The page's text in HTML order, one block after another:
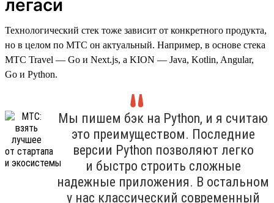
легаси
Технологический стек тоже зависит от конкретного продукта,
но в целом по МТС он актуальный. Например, в основе стека
МТС Travel — Go и Next.js, а KION — Java, Kotlin, Angular,
Go и Python.
Мы пишем бэк на Python, и я считаю
это преимуществом. Последние
версии Python позволяют легко
и быстро строить сложные
надежные приложения. В остальном
у нас классический современный